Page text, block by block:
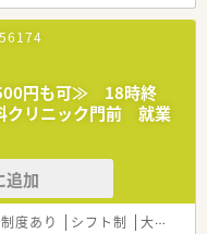
要望に対応できる運営体
があり、産・育休取得者の
います。
設との提携、お薬代負担
のサポート体制有り。お気
円も可≫ 18時終
リニック門前 就業
追加
度あり シフト制 大手チェーン以外